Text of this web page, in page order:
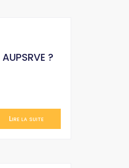
?
Lire la suite